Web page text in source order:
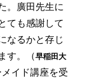
。廣田先生に
ても感謝して
なるかと存じ
す。（早稲田大
イド講座を受